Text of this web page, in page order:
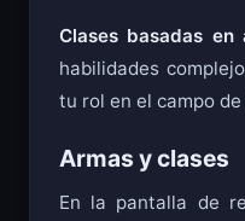
Clases basadas en
habilidades
tu rol en el campo
Armas y clases
En la pantalla de